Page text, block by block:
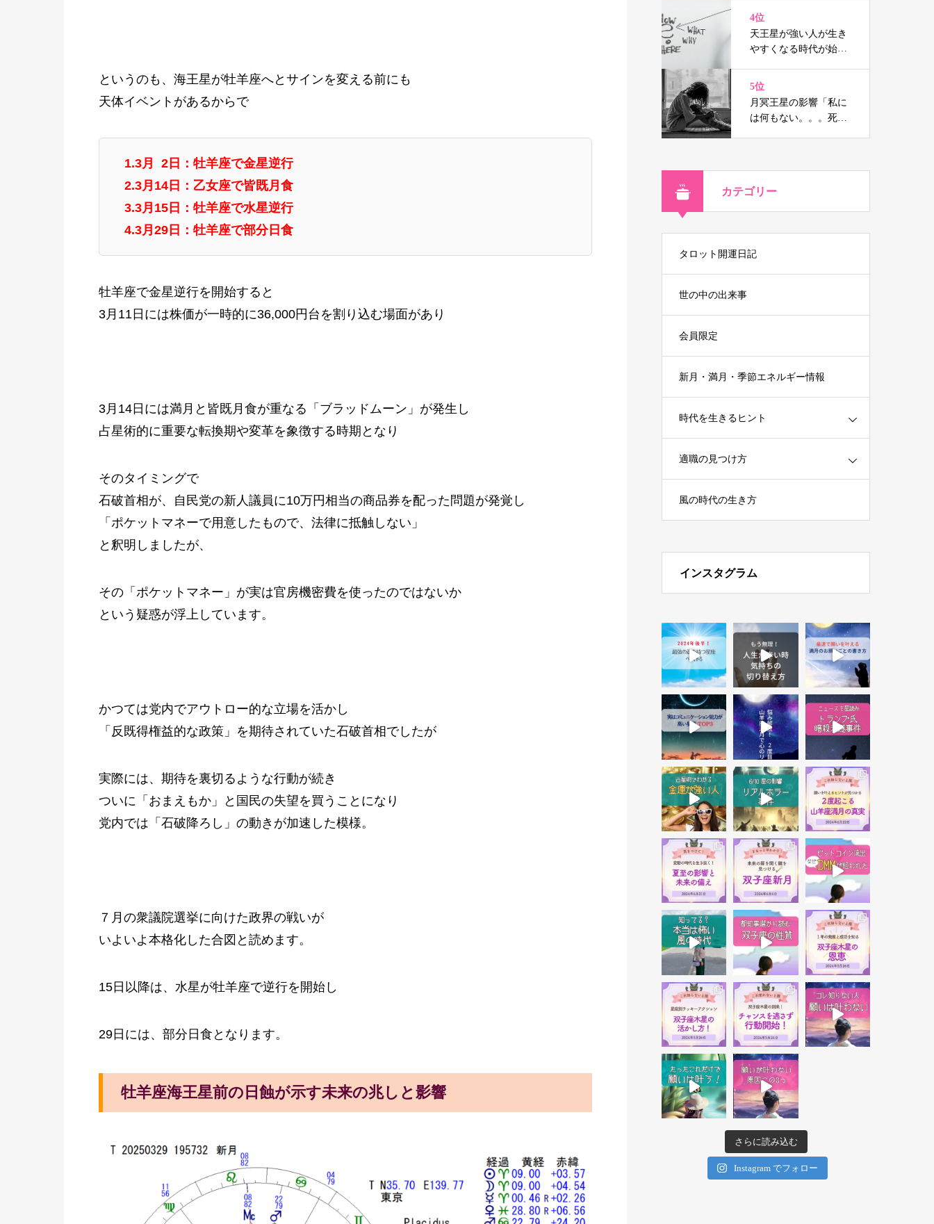
というのも、海王星が牡羊座へとサインを変える前にも
天体イベントがあるからで
1.3月 2日：牡羊座で金星逆行
2.3月14日：乙女座で皆既月食
3.3月15日：牡羊座で水星逆行
4.3月29日：牡羊座で部分日食
牡羊座で金星逆行を開始すると
3月11日には株価が一時的に36,000円台を割り込む場面があり
3月14日には満月と皆既月食が重なる「ブラッドムーン」が発生し
占星術的に重要な転換期や変革を象徴する時期となり
そのタイミングで
石破首相が、自民党の新人議員に10万円相当の商品券を配った問題が発覚し
「ポケットマネーで用意したもので、法律に抵触しない」
と釈明しましたが、
その「ポケットマネー」が実は官房機密費を使ったのではないか
という疑惑が浮上しています。
かつては党内でアウトロー的な立場を活かし
「反既得権益的な政策」を期待されていた石破首相でしたが
実際には、期待を裏切るような行動が続き
ついに「おまえもか」と国民の失望を買うことになり
党内では「石破降ろし」の動きが加速した模様。
７月の衆議院選挙に向けた政界の戦いが
いよいよ本格化した合図と読めます。
15日以降は、水星が牡羊座で逆行を開始し
29日には、部分日食となります。
牡羊座海王星前の日蝕が示す未来の兆しと影響
定事例付）
4位
天王星が強い人が生き
やすくなる時代が始ま
5位
月冥王星の影響「私に
は何もない。。。死に
カテゴリー
タロット開運日記
世の中の出来事
会員限定
新月・満月・季節エネルギー情報
時代を生きるヒント
適職の見つけ方
風の時代の生き方
インスタグラム
さらに読み込む
Instagram でフォロー